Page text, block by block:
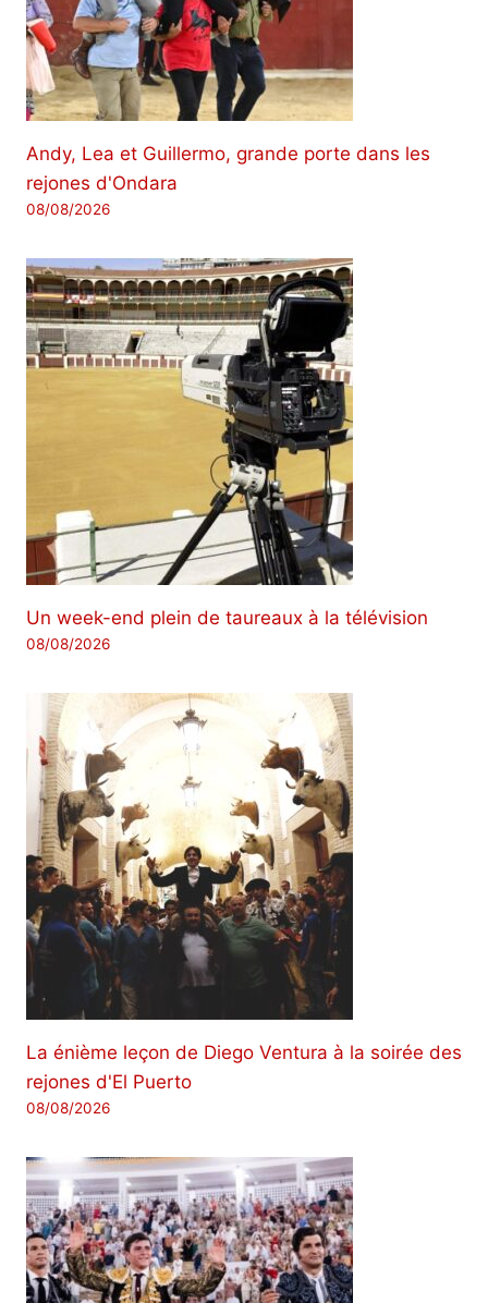
Andy, Lea et Guillermo, grande porte dans les
rejones d'Ondara
08/08/2026
Un week-end plein de taureaux à la télévision
08/08/2026
La énième leçon de Diego Ventura à la soirée des
rejones d'El Puerto
08/08/2026